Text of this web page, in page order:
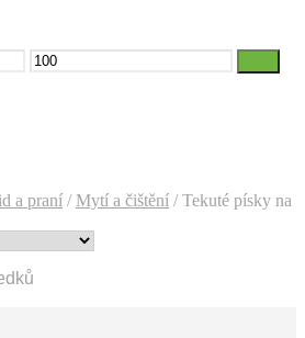
Maximální
cena
a praní / Mytí a čištění /Tekuté písky na